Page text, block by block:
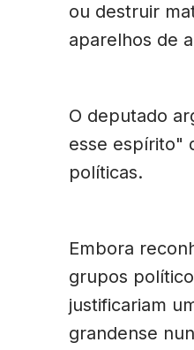
ou destruir
aparelhos de
O deputado
esse espírito"
políticas.
Embora
grupos
justificariam
grandense